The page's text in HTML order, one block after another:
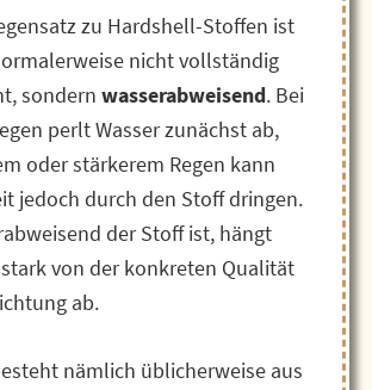
zu Hardshell-Stoffen ist
nicht vollständig
sondern wasserabweisend. Bei
perlt Wasser zunächst ab,
oder stärkerem Regen kann
jedoch durch den Stoff dringen.
der Stoff ist, hängt
von der konkreten Qualität
ab.
nämlich üblicherweise aus